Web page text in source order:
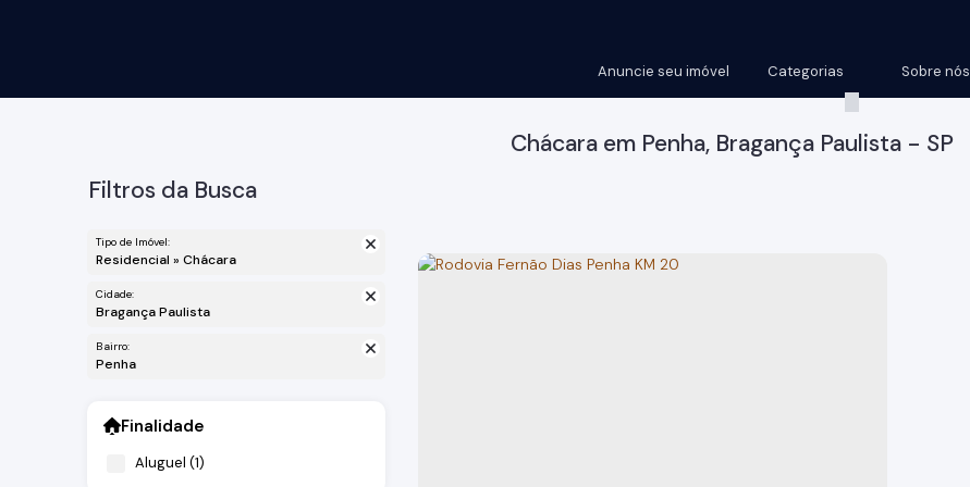
Sobre nós
Categorias
Anuncie seu imóvel
Chácara em Penha, Bragança Paulista - SP
Filtros da Busca
Tipo de Imóvel:
Residencial » Chácara
Cidade:
Bragança Paulista
Bairro:
Penha
Finalidade
Aluguel (1)